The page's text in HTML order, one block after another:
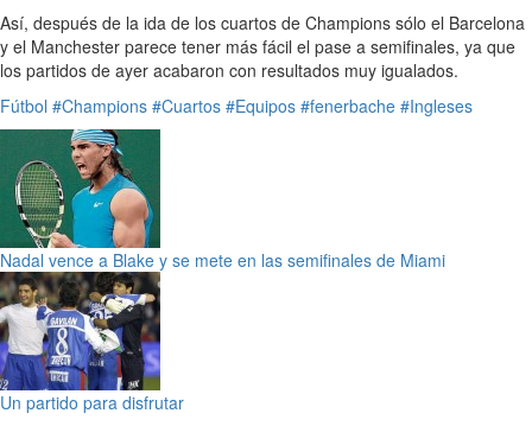
Así, después de la ida de los cuartos de Champions sólo el Barcelona
y el Manchester parece tener más fácil el pase a semifinales, ya que
los partidos de ayer acabaron con resultados muy igualados.
Fútbol #Champions #Cuartos #Equipos #fenerbache #Ingleses
Nadal vence a Blake y se mete en las semifinales de Miami
Un partido para disfrutar